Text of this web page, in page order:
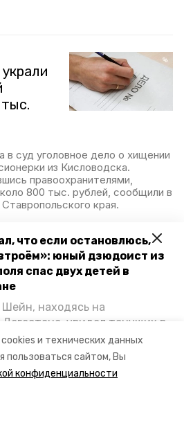
и технических данных
пользоваться сайтом, Вы
конфиденциальности
что если остановлюсь,
юный дзюдоист из
спас двух детей в
находясь на
увидел тонущих в
и бросился на помощь. По
мальчика
образования края и
«Победы26» пообщался
в суд уголовное дело о хищении
из Кисловодска.
правоохранителями,
800 тыс. рублей, сообщили в
края.
из
неизвестный обманул
сотрудником банка.
перевести деньги
для защиты от мошенников. Об